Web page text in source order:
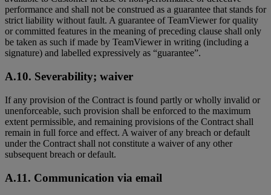
performance and shall not be construed as a guarantee that stands for
strict liability without fault. A guarantee of TeamViewer for quality
or committed features in the meaning of preceding clause shall only
be taken as such if made by TeamViewer in writing (including a
signature) and labelled expressively as “guarantee”.
A.10. Severability; waiver
If any provision of the Contract is found partly or wholly invalid or
unenforceable, such provision shall be enforced to the maximum
extent permissible, and remaining provisions of the Contract shall
remain in full force and effect. A waiver of any breach or default
under the Contract shall not constitute a waiver of any other
subsequent breach or default.
A.11. Communication via email